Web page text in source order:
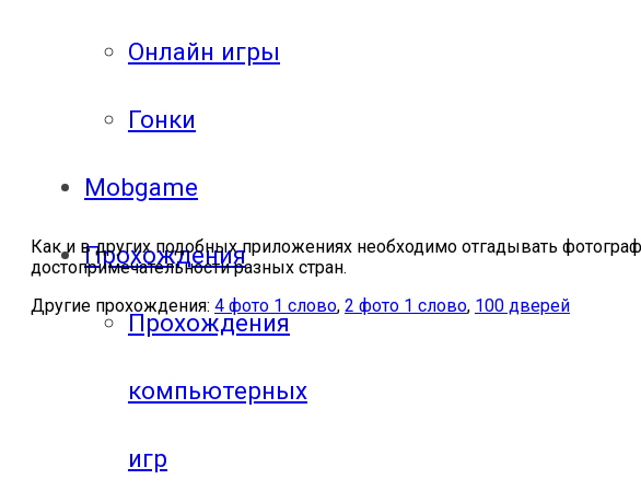
Онлайн игры
Гонки
Mobgame
Прохождения
Прохождения
компьютерных
игр
Как и в других подобных приложениях необходимо отгадывать
достопримечательности разных стран.
Другие прохождения: 4 фото 1 слово, 2 фото 1 слово, 100 дверей